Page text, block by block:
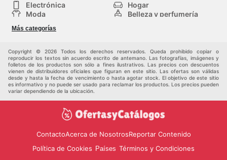
Electrónica
Hogar
Moda
Belleza y perfumería
Deporte
Más categorías
Copyright © 2026 Todos los derechos reservados. Queda prohibido copiar o
reproducir los textos sin acuerdo escrito de antemano. Las fotografías, imágenes y
folletos de los productos son sólo a fines ilustrativos. Las precios con descuentos
vienen de distribuidores oficiales que figuran en este sitio. Las ofertas son válidas
desde y hasta la fecha de vencimiento o hasta agotar stock. El objetivo de este sitio
es informativo y no puede ser usado para reclamar los productos. Los precios pueden
variar dependiendo de la ubicación.
ContactoAcerca de NosotrosReportar Contenido
Política de Cookies Países Términos y Condiciones